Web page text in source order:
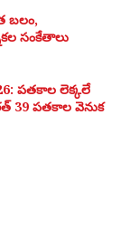
బలం,
సంకేతాలు
పతకాల లెక్కలే
39 పతకాల వెనుక